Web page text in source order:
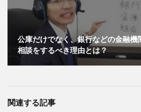
公庫だけでなく、銀行などの金融機
相談をするべき理由とは？
関連する記事